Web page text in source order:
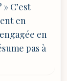
C’est
en
en
pas à